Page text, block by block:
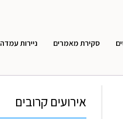
סקירת מאמרים ניירות עמדה
אירועים קרובים